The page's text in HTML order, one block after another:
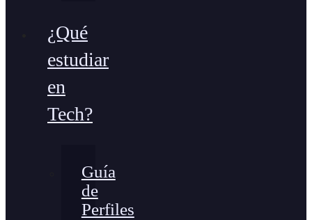
¿Qué
estudiar
en
Tech?
Guía
de
Perfiles